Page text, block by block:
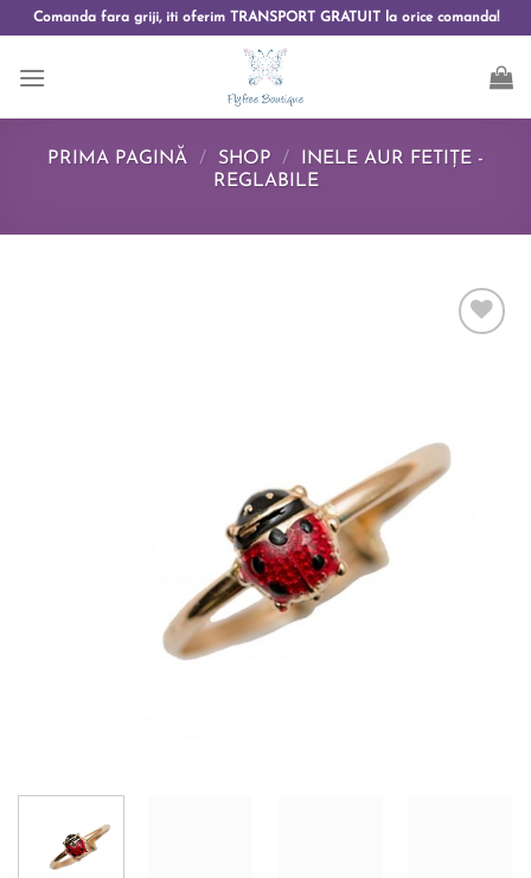
Comanda fara griji, iti oferim TRANSPORT GRATUIT la orice comanda!
PRIMA PAGINĂ / SHOP /
INELE AUR FETIȚE -
REGLABILE